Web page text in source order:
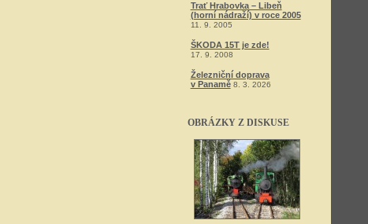
Trať Hrabovka – Libeň
(horní nádraží) v roce 2005
11. 9. 2005
ŠKODA 15T je zde!
17. 9. 2008
Železniční doprava
v Panamě 8. 3. 2026
OBRÁZKY Z DISKUSE